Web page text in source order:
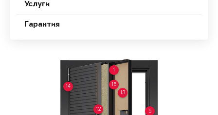
Услуги
Гарантия
1
5
12
13
14 15